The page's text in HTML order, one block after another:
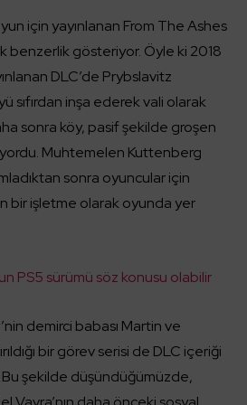
için yayınlanan From The Ashes
benzerlik gösteriyor. Öyle ki 2018
DLC’de Prybslavitz
sıfırdan inşa ederek vali olarak
sonra köy, pasif şekilde groşen
Muhtemelen Kuttenberg
sonra oyuncular için
bir işletme olarak oyunda yer
PS5 sürümü söz konusu olabilir
demirci babası Martin ve
bir görev serisi de DLC içeriği
Bu şekilde düşündüğümüzde,